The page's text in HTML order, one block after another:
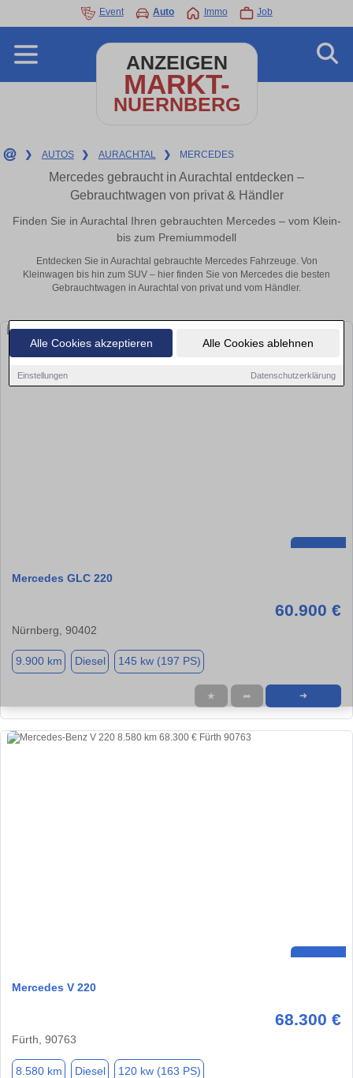
Alle Cookies akzeptieren Alle Cookies ablehnen
Einstellungen Datenschutzerklärung
Event Auto Immo Job
ANZEIGEN
MARKT-
NUERNBERG
❯ AUTOS ❯ AURACHTAL ❯ MERCEDES
Mercedes gebraucht in Aurachtal entdecken –
Gebrauchtwagen von privat & Händler
Finden Sie in Aurachtal Ihren gebrauchten Mercedes – vom Klein-
bis zum Premiummodell
Entdecken Sie in Aurachtal gebrauchte Mercedes Fahrzeuge. Von
Kleinwagen bis hin zum SUV – hier finden Sie von Mercedes die besten
Gebrauchtwagen in Aurachtal von privat und vom Händler.
Mercedes GLC 220
60.900 €
Nürnberg, 90402
9.900 km Diesel 145 kw (197 PS)
★ ➦ ➜
Mercedes V 220
68.300 €
Fürth, 90763
8.580 km Diesel 120 kw (163 PS)